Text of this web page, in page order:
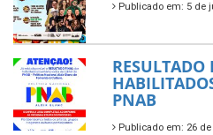
Publicado em: 5 de
RESULTADO
PNAB
Publicado em: 26